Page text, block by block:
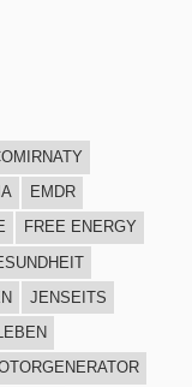
EMDR
FREE ENERGY
JENSEITS
LEBEN